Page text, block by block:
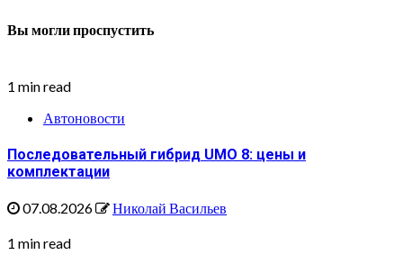
Вы могли проспустить
1 min read
Автоновости
Последовательный гибрид UMO 8: цены и
комплектации
07.08.2026 Николай Васильев
1 min read